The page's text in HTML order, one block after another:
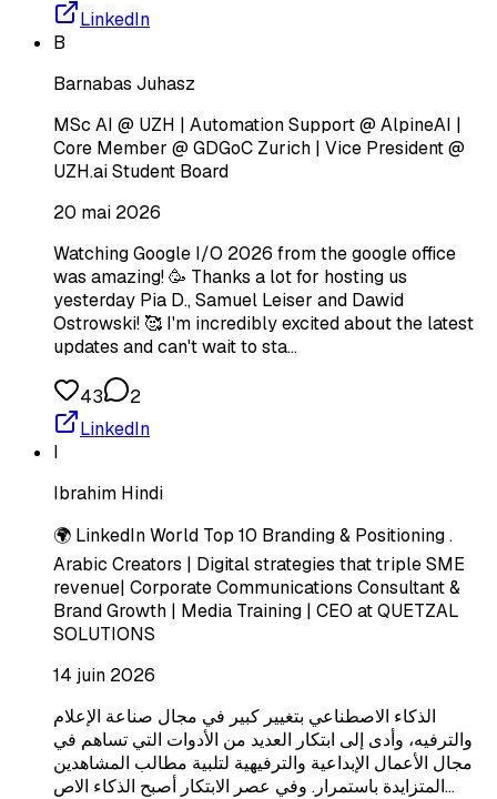
LinkedIn
B
Barnabas Juhasz
MSc AI @ UZH | Automation Support @ AlpineAI |
Core Member @ GDGoC Zurich | Vice President @
UZH.ai Student Board
20 mai 2026
Watching Google I/O 2026 from the google office
was amazing! 🥳 Thanks a lot for hosting us
yesterday Pia D., Samuel Leiser and Dawid
Ostrowski! 🥰 I'm incredibly excited about the latest
updates and can't wait to sta…
43
2
LinkedIn
I
Ibrahim Hindi
🌍 LinkedIn World Top 10 Branding & Positioning .
Arabic Creators | Digital strategies that triple SME
revenue| Corporate Communications Consultant &
Brand Growth | Media Training | CEO at QUETZAL
SOLUTIONS
14 juin 2026
الذكاء الاصطناعي بتغيير كبير في مجال صناعة الإعلام
والترفيه، وأدى إلى ابتكار العديد من الأدوات التي تساهم في
مجال الأعمال الإبداعية والترفيهية لتلبية مطالب المشاهدين
المتزايدة باستمرار. وفي عصر الابتكار أصبح الذكاء الاص…